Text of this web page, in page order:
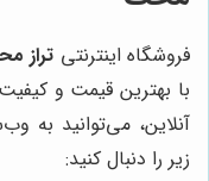
فروشگاه اینترنتی تراز
با بهترین قیمت و
آنلاین، می‌توانید به
زیر را دنبال کنید: